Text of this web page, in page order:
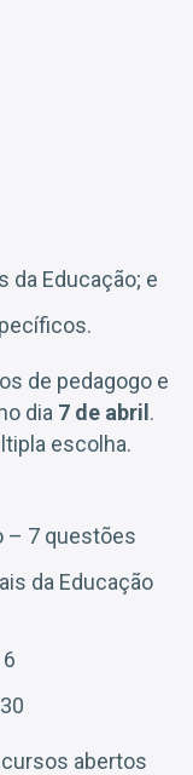
da Educação; e
de pedagogo e
dia 7 de abril .
escolha.
– 7 questões
da Educação
abertos